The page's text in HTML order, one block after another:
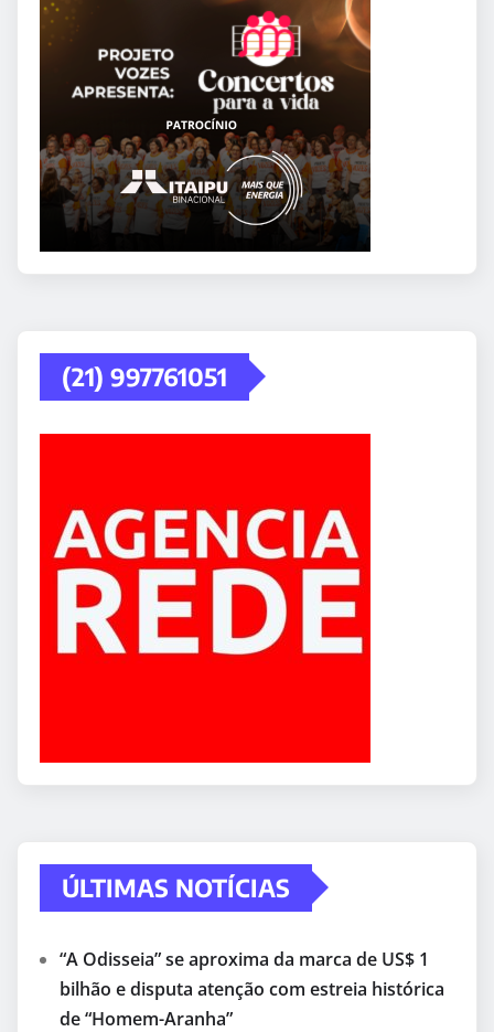
(21) 997761051
ÚLTIMAS NOTÍCIAS
“A Odisseia” se aproxima da marca de US$ 1
bilhão e disputa atenção com estreia histórica
de “Homem-Aranha”